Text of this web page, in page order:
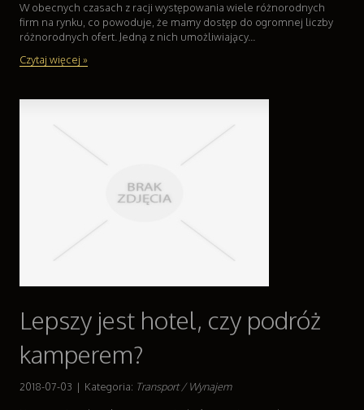
Reklama
Agencje Reklamowe
Ruch
Zajęcia Sportowe i Rekreacyjne
Informatyczne
Restauracje, Catering
Ślub i Wesele
Sprzątanie, Porządkowanie
Inne Usługi
W obecnych czasach z racji występowania wiele różnorodnych
firm na rynku, co powoduje, że mamy dostęp do ogromnej liczby
różnorodnych ofert. Jedną z nich umożliwiający...
Czytaj więcej »
Lepszy jest hotel, czy podróż
kamperem?
2018-07-03 | Kategoria: Transport / Wynajem